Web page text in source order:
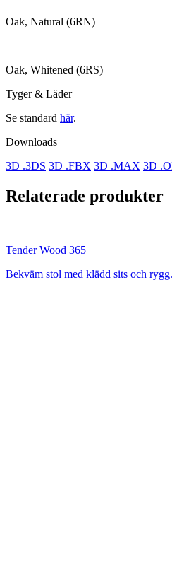
Oak, Natural (6RN)
Oak, Whitened (6RS)
Tyger & Läder
Se standard här.
Downloads
3D .3DS 3D .FBX 3D .MAX 3D
Relaterade produkter
Tender Wood 365
Bekväm stol med klädd sits och